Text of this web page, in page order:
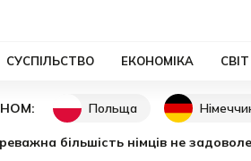
СУСПІЛЬСТВО ЕКОНОМІКА СВІТ
Польща
більшість німців не